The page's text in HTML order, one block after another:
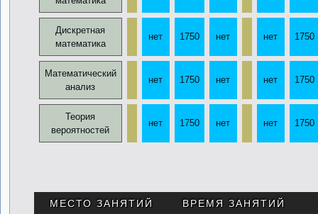
Дискретная
математика
нет 1750 нет нет 1750
Математический
анализ
нет 1750 нет нет 1750
Теория
вероятностей
нет 1750 нет нет 1750
МЕСТО ЗАНЯТИЙ ВРЕМЯ ЗАНЯТИЙ